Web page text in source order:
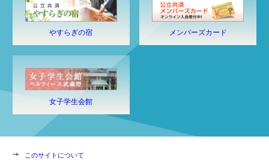
やすらぎの宿 メンバーズカード
女子学生会館
このサイトについて